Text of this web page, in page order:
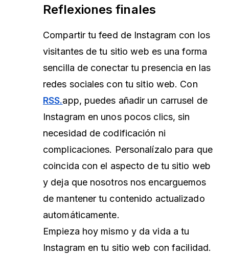
Reflexiones finales
Compartir tu feed de Instagram con los
visitantes de tu sitio web es una forma
sencilla de conectar tu presencia en las
redes sociales con tu sitio web. Con
RSS.app, puedes añadir un carrusel de
Instagram en unos pocos clics, sin
necesidad de codificación ni
complicaciones. Personalízalo para que
coincida con el aspecto de tu sitio web
y deja que nosotros nos encarguemos
de mantener tu contenido actualizado
automáticamente.
Empieza hoy mismo y da vida a tu
Instagram en tu sitio web con facilidad.